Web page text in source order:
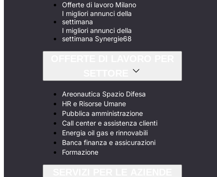
Offerte di lavoro Milano
I migliori annunci della
settimana
I migliori annunci della
settimana Synergie68
Areonautica Spazio Difesa
HR e Risorse Umane
Pubblica amministrazione
Call center e assistenza clienti
Energia oil gas e rinnovabili
Banca finanza e assicurazioni
Formazione